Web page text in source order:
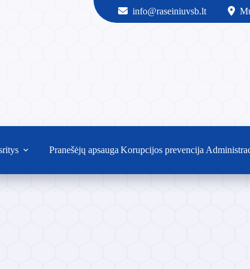
info@raseiniuvsb.lt
Pranešėjų apsauga Korupcijos prevencija